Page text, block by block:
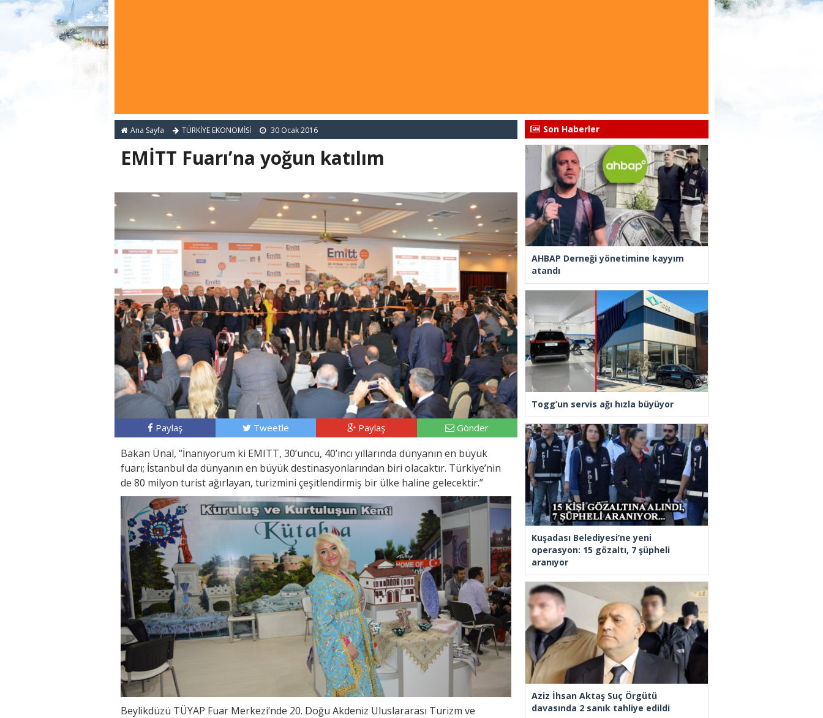
Ana Sayfa TÜRKİYE EKONOMİSİ 30 Ocak 2016
EMİTT Fuarı’na yoğun katılım
Paylaş Tweetle Paylaş Gönder
Bakan Ünal, “İnanıyorum ki EMITT, 30’uncu, 40’ıncı yıllarında dünyanın en büyük
fuarı; İstanbul da dünyanın en büyük destinasyonlarından biri olacaktır. Türkiye’nin
de 80 milyon turist ağırlayan, turizmini çeşitlendirmiş bir ülke haline gelecektir.”
Beylikdüzü TÜYAP Fuar Merkezi’nde 20. Doğu Akdeniz Uluslararası Turizm ve
Son Haberler
AHBAP Derneği yönetimine kayyım
atandı
Togg’un servis ağı hızla büyüyor
Kuşadası Belediyesi’ne yeni
operasyon: 15 gözaltı, 7 şüpheli
aranıyor
Aziz İhsan Aktaş Suç Örgütü
davasında 2 sanık tahliye edildi